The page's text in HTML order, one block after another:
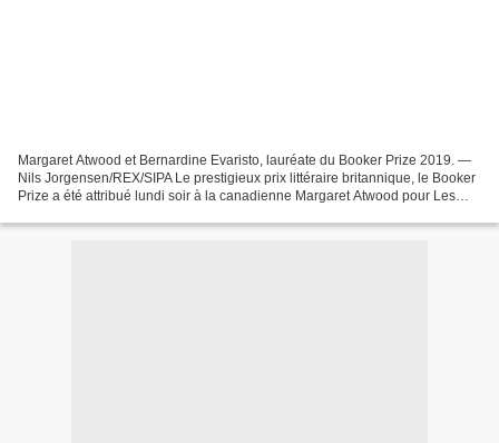
Margaret Atwood et Bernardine Evaristo, lauréate du Booker Prize 2019. —
Nils Jorgensen/REX/SIPA Le prestigieux prix littéraire britannique, le Booker
Prize a été attribué lundi soir à la canadienne Margaret Atwood pour Les